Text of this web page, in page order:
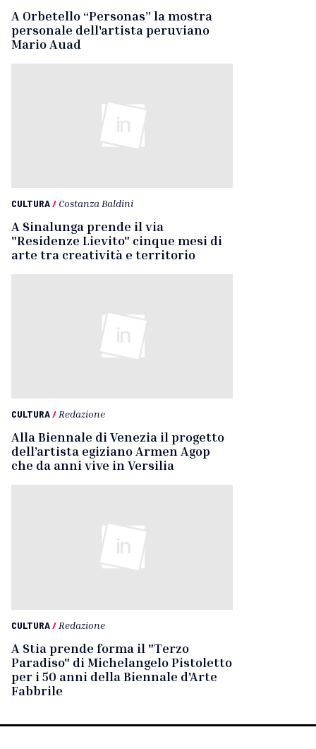
A Orbetello “Personas” la mostra
personale dell'artista peruviano
Mario Auad
CULTURA/ Costanza Baldini
A Sinalunga prende il via
"Residenze Lievito" cinque mesi di
arte tra creatività e territorio
CULTURA/ Redazione
Alla Biennale di Venezia il progetto
dell’artista egiziano Armen Agop
che da anni vive in Versilia
CULTURA/ Redazione
A Stia prende forma il "Terzo
Paradiso" di Michelangelo Pistoletto
per i 50 anni della Biennale d'Arte
Fabbrile